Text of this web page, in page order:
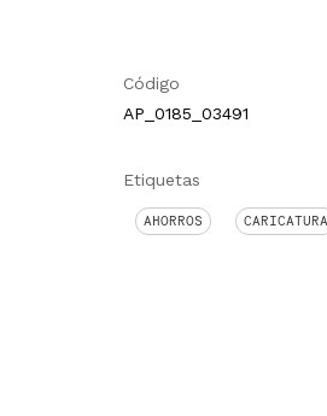
Código
AP_0185_03491
Etiquetas
AHORROS CARICATURA